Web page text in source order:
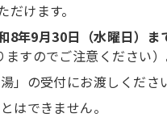
だけます。
8年9月30日（水曜日）ま
すのでご注意ください）
」の受付にお渡しくださ
はできません。